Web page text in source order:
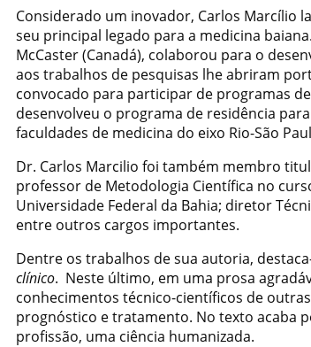
Considerado um inovador, Carlos Marcílio
seu principal legado para a medicina
McCaster (Canadá), colaborou para o
aos trabalhos de pesquisas lhe abriram
convocado para participar de programas
desenvolveu o programa de residência
faculdades de medicina do eixo Rio-São
Dr. Carlos Marcilio foi também membro
professor de Metodologia Científica no
Universidade Federal da Bahia; diretor
entre outros cargos importantes.
Dentre os trabalhos de sua autoria,
clínico. Neste último, em uma prosa
conhecimentos técnico-científicos de
prognóstico e tratamento. No texto acaba
profissão, uma ciência humanizada.